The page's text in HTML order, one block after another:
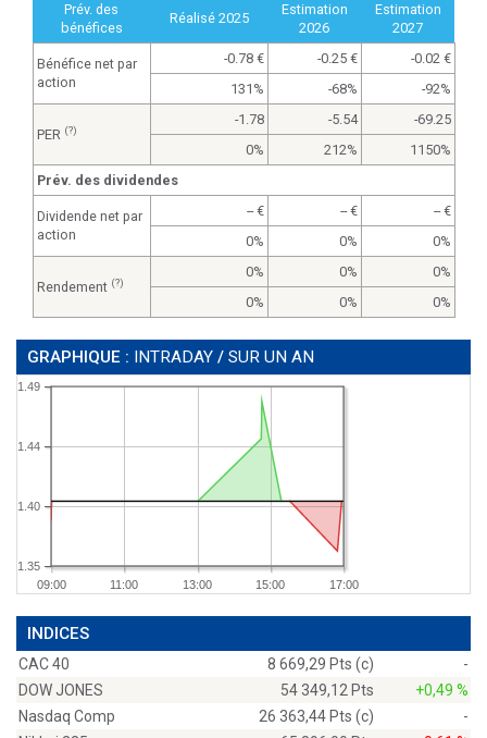
Prév. des
bénéfices
Réalisé 2025
Estimation
2026
Estimation
2027
Bénéfice net par
action
-0.78 -0.25
-0.02
131%
-68% -92%
PER (?)
-1.78 -5.54
-69.25
0%
212%
1150%
Prév. des dividendes
Dividende net par
action
-- --
--
0%
0% 0%
Rendement (?)
0% 0%
0%
0%
0% 0%
GRAPHIQUE : INTRADAY / SUR UN AN
09:00 11:00 13:00 15:00 17:00
1.35
1.40
1.44
1.49
INDICES
CAC 40 8 669,29 Pts (c)
-
DOW JONES
54 349,12 Pts
+0,49 %
Nasdaq Comp
26 363,44 Pts (c)
-